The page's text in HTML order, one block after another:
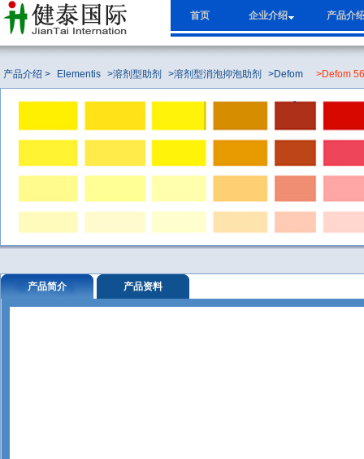
首页 企业介绍 产品介
产品介绍 > Elementis >溶剂型助剂 >溶剂型消泡抑泡助剂 >Defom >Defom
产品简介 产品资料